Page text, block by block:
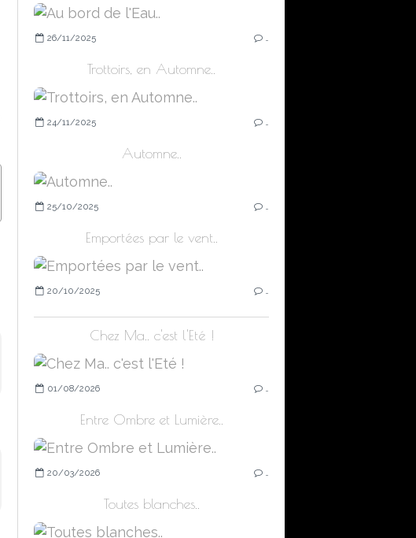
26/11/2025
Trottoirs, en Automne..
24/11/2025
Automne..
25/10/2025
Emportées par le vent..
20/10/2025
Chez Ma.. c'est l'Eté !
01/08/2026
Entre Ombre et Lumière..
20/03/2026
Toutes blanches..